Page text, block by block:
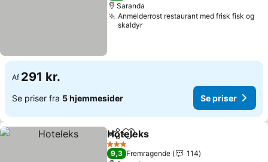
Saranda
Anmelderrost restaurant med frisk fisk og
skaldyr
Af 291 kr.
Se priser fra 5 hjemmesider Se priser
Del Føj til favoritter
Hoteleks
3 Stjerner
9,3 Fremragende
114